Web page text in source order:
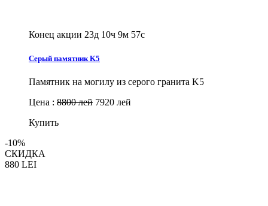
Конец акции 23д 10ч 9м 56с
Серый памятник K5
Памятник на могилу из серого гранита K5
Цена : 8800 лей 7920 лей
Купить
-10%
СКИДКА
880 LEI